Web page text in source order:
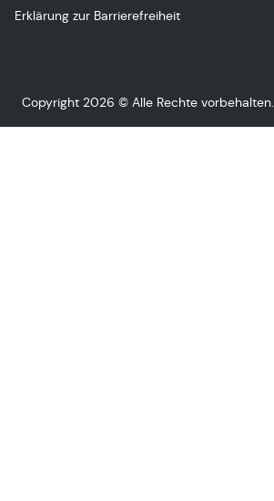
Erklärung zur Barrierefreiheit
Copyright 2026 © Alle Rechte vorbehalten.